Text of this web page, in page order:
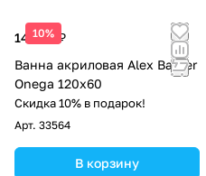
10%
14 853 ₽
Ванна акриловая Alex Baitler
Onega 120х60
Скидка 10% в подарок!
Арт. 33564
В корзину